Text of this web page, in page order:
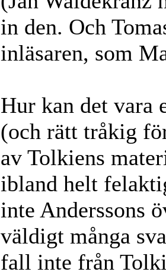
in den. Och
inläsaren, som
Hur kan det vara
(och rätt tråkig
av Tolkiens
ibland helt
inte Anderssons
väldigt många
fall inte från